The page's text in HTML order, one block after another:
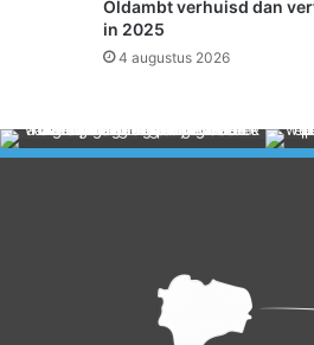
Oldambt verhuisd dan
in 2025
4 augustus 2026